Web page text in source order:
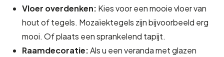
Vloer overdenken: Kies voor een mooie vloer van
hout of tegels. Mozaïektegels zijn bijvoorbeeld erg
mooi. Of plaats een sprankelend tapijt.
Raamdecoratie:Als u een veranda met glazen